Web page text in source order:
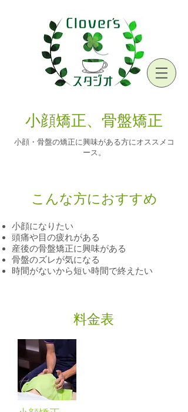
小顔矯正、骨盤矯正
小顔・骨盤の矯正に興味がある方にオススメコ
ース。
​こんな方におすすめ
小顔になりたい
頭痛や目の疲れがある
産後の骨盤矯正に興味がある
骨盤のズレが気になる
時間がないから短い時間で終えたい
​料金表